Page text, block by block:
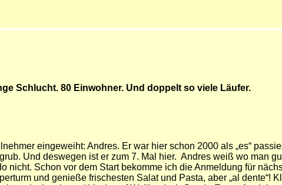
Schlucht. 80 Einwohner. Und doppelt so viele Läufer.
eingeweiht: Andres. Er war hier schon 2000 als „es“
Und deswegen ist er zum 7. Mal hier. Andres weiß wo man
nicht. Schon vor dem Start bekomme ich die Anmeldung für
und genieße frischesten Salat und Pasta, aber „al dente“!